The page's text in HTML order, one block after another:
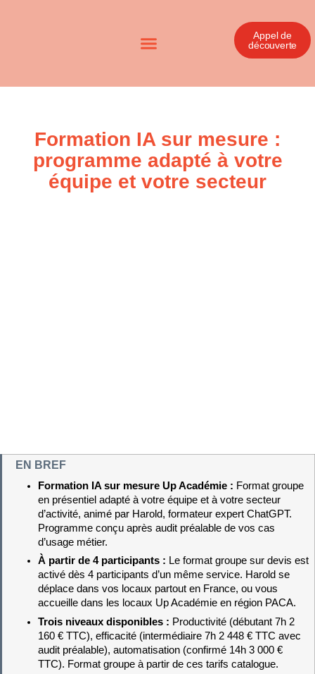
Appel de
découverte
Formation IA sur mesure :
programme adapté à votre
équipe et votre secteur
EN BREF
Formation IA sur mesure Up Académie : Format groupe
en présentiel adapté à votre équipe et à votre secteur
d’activité, animé par Harold, formateur expert ChatGPT.
Programme conçu après audit préalable de vos cas
d’usage métier.
À partir de 4 participants : Le format groupe sur devis est
activé dès 4 participants d’un même service. Harold se
déplace dans vos locaux partout en France, ou vous
accueille dans les locaux Up Académie en région PACA.
Trois niveaux disponibles : Productivité (débutant 7h 2
160 € TTC), efficacité (intermédiaire 7h 2 448 € TTC avec
audit préalable), automatisation (confirmé 14h 3 000 €
TTC). Format groupe à partir de ces tarifs catalogue.